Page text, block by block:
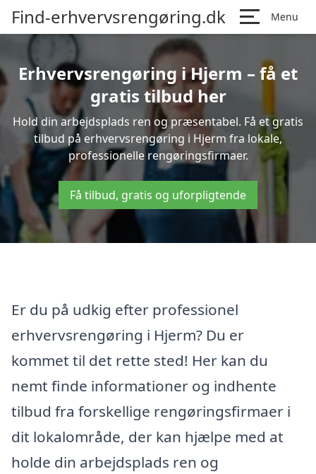
Find-erhvervsrengøring.dk Menu
Erhvervsrengøring i Hjerm – få et
gratis tilbud her
Hold din arbejdsplads ren og præsentabel. Få et gratis
tilbud på erhvervsrengøring i Hjerm fra lokale,
professionelle rengøringsfirmaer.
Få tilbud, gratis og uforpligtende
Er du på udkig efter professionel
erhvervsrengøring i Hjerm? Du er
kommet til det rette sted! Her kan du
nemt finde informationer og indhente
tilbud fra forskellige rengøringsfirmaer i
dit lokalområde, der kan hjælpe med at
holde din arbejdsplads ren og